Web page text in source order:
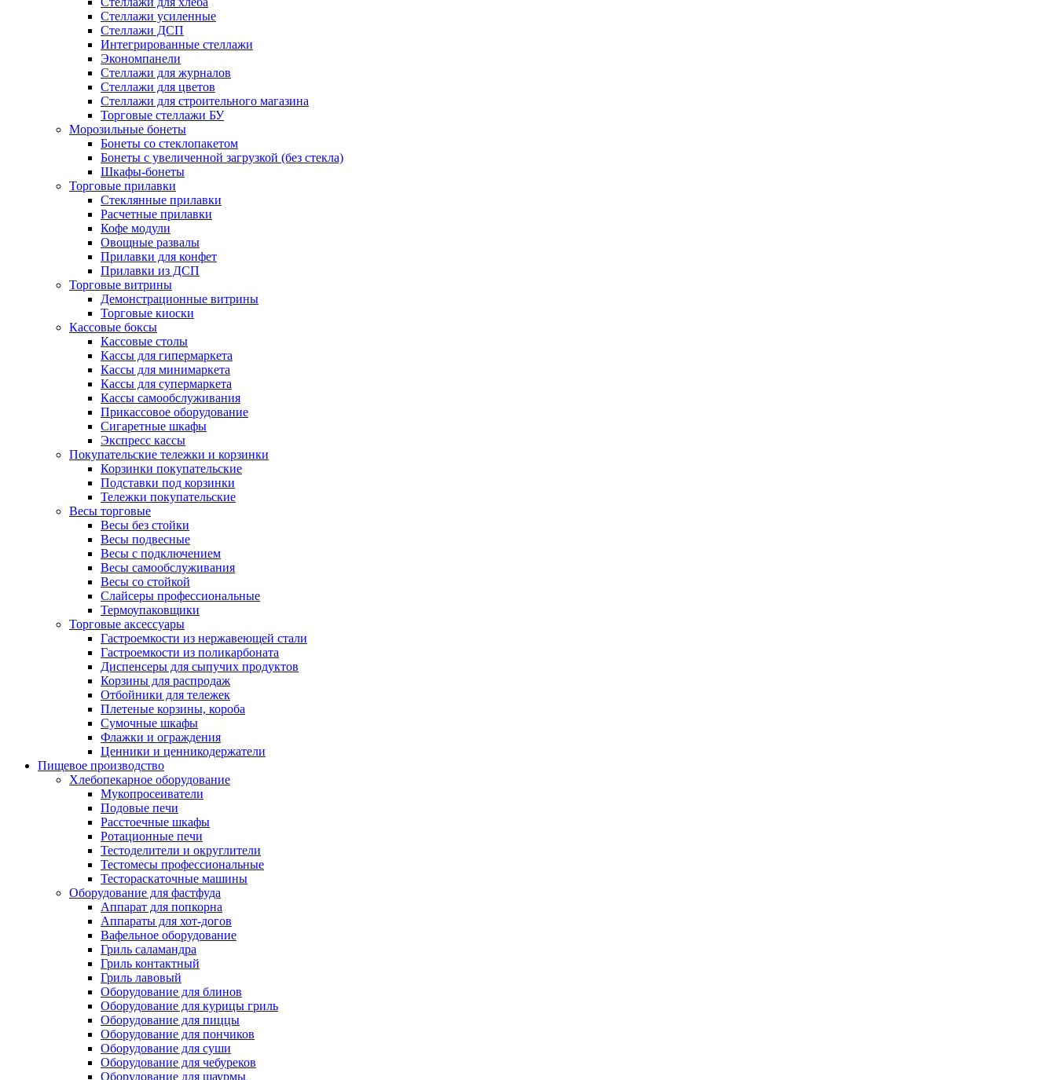
Стеллажи усиленные
Стеллажи ДСП
Интегрированные стеллажи
Экономпанели
Стеллажи для журналов
Стеллажи для цветов
Стеллажи для строительного магазина
Торговые стеллажи БУ
Морозильные бонеты
Бонеты со стеклопакетом
Бонеты с увеличенной загрузкой (без стекла)
Шкафы-бонеты
Торговые прилавки
Стеклянные прилавки
Расчетные прилавки
Кофе модули
Овощные развалы
Прилавки для конфет
Прилавки из ДСП
Торговые витрины
Демонстрационные витрины
Торговые киоски
Кассовые боксы
Кассовые столы
Кассы для гипермаркета
Кассы для минимаркета
Кассы для супермаркета
Кассы самообслуживания
Прикассовое оборудование
Сигаретные шкафы
Экспресс кассы
Покупательские тележки и корзинки
Корзинки покупательские
Подставки под корзинки
Тележки покупательские
Весы торговые
Весы без стойки
Весы подвесные
Весы с подключением
Весы самообслуживания
Весы со стойкой
Слайсеры профессиональные
Термоупаковщики
Торговые аксессуары
Гастроемкости из нержавеющей стали
Гастроемкости из поликарбоната
Диспенсеры для сыпучих продуктов
Корзины для распродаж
Отбойники для тележек
Плетеные корзины, короба
Сумочные шкафы
Флажки и ограждения
Ценники и ценникодержатели
Пищевое производство
Хлебопекарное оборудование
Мукопросеиватели
Подовые печи
Расстоечные шкафы
Ротационные печи
Тестоделители и округлители
Тестомесы профессиональные
Тестораскаточные машины
Оборудование для фастфуда
Аппарат для попкорна
Аппараты для хот-догов
Вафельное оборудование
Гриль саламандра
Гриль контактный
Гриль лавовый
Оборудование для блинов
Оборудование для курицы гриль
Оборудование для пиццы
Оборудование для пончиков
Оборудование для суши
Оборудование для чебуреков
Оборудование для шаурмы